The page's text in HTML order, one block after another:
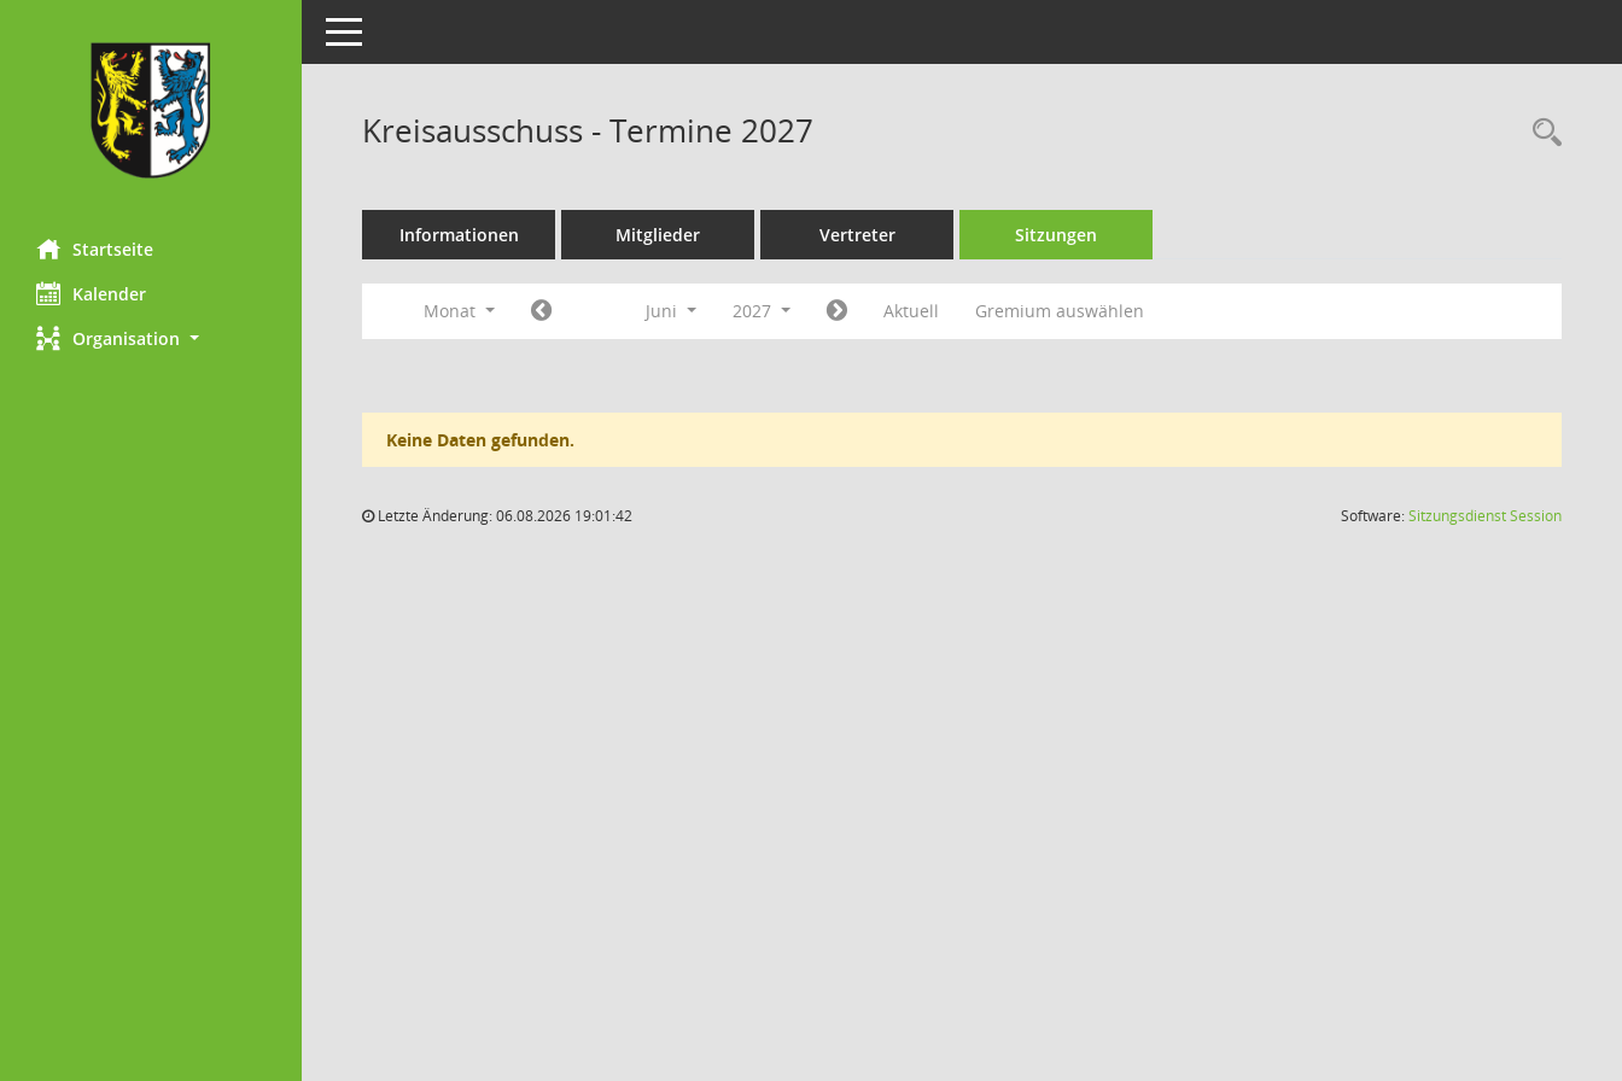
Startseite
Kalender
Organisation
Toggle navigation
Kreisausschuss - Termine 2027
Informationen Mitglieder Vertreter Sitzungen
Monat Juni 2027 Aktuell Gremium auswählen
Keine Daten gefunden.
Letzte Änderung: 06.08.2026 19:01:42 Software:SitzungsdienstSession(Wird in